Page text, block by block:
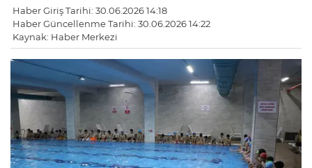
Haber Giriş Tarihi: 30.06.2026 14:18
Haber Güncellenme Tarihi: 30.06.2026 14:22
Kaynak: Haber Merkezi